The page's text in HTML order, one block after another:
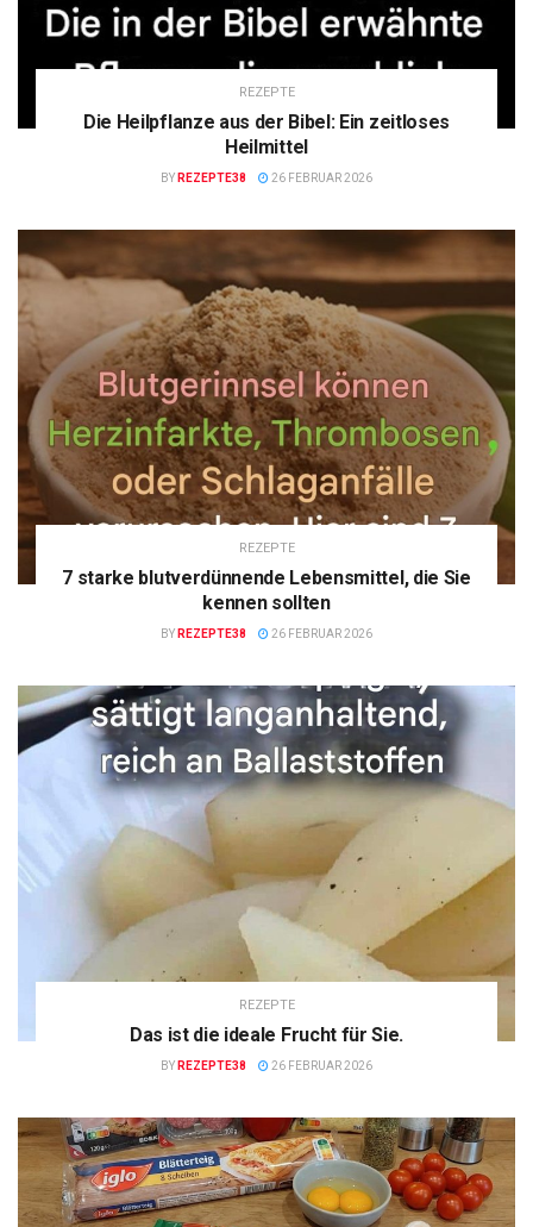
REZEPTE
Die Heilpflanze aus der Bibel: Ein zeitloses
Heilmittel
BY REZEPTE38 26 FEBRUAR 2026
REZEPTE
7 starke blutverdünnende Lebensmittel, die Sie
kennen sollten
BY REZEPTE38 26 FEBRUAR 2026
REZEPTE
Das ist die ideale Frucht für Sie.
BY REZEPTE38 26 FEBRUAR 2026